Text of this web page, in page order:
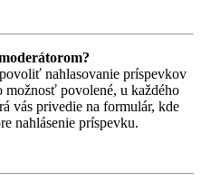
nahlasovanie príspevkov
povolené, u každého
vás privedie na formulár, kde
nahlásenie príspevku.